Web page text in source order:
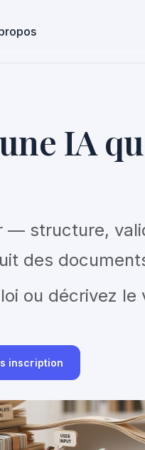
— structure,
des
ou décrivez
inscription